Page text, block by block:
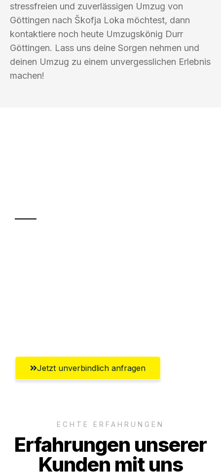
stressfreien und zuverlässigen Umzug von
Göttingen nach Škofja Loka möchtest, dann
kontaktiere noch heute Umzugskönig Durr
Göttingen. Lass uns deine Sorgen nehmen und
deinen Umzug zu einem unvergesslichen Erlebnis
machen!
Jetzt unverbindlich anfragen
ECHTE ERFAHRUNGEN
Erfahrungen unserer
Kunden mit uns